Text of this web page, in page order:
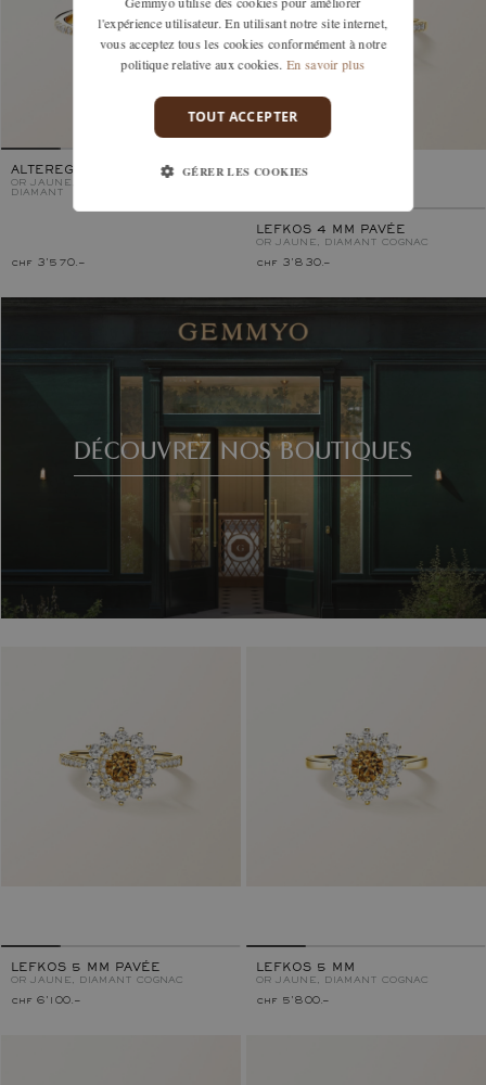
ALTEREGO OVALE
OR JAUNE, DIAMANT COGNAC ET
DIAMANT
chf 3'570.–
LEFKOS 4 MM PAVÉE
OR JAUNE, DIAMANT COGNAC
chf 3'830.–
DÉCOUVREZ NOS BOUTIQUES
LEFKOS 5 MM PAVÉE
OR JAUNE, DIAMANT COGNAC
chf 6'100.–
LEFKOS 5 MM
OR JAUNE, DIAMANT COGNAC
chf 5'800.–
l'expérience utilisateur. En utilisant notre site internet,
vous acceptez tous les cookies conformément à notre
politique relative aux cookies. En savoir plus
TOUT ACCEPTER
GÉRER LES COOKIES